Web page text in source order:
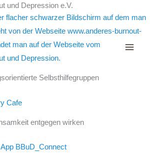
und Depression e.V.
Selbsthilfegruppen
entgegen wirken
Decrease
size.
Reset
font
size.
Increase
font